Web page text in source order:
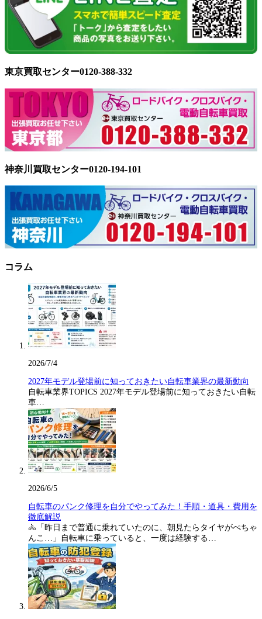
東京買取センター0120-388-332
神奈川買取センター0120-194-101
コラム
2026/7/4
2027年モデル登場前に知っておきたい自転車業界の最新動向
自転車業界TOPICS 2027年モデル登場前に知っておきたい自転
車…
2026/6/5
自転車のパンク修理を自分でやってみた！手順・道具・費用を
徹底解説
🚴「昨日まで普通に乗れていたのに、朝見たらタイヤがぺちゃ
んこ…」自転車に乗っていると、一度は経験する…